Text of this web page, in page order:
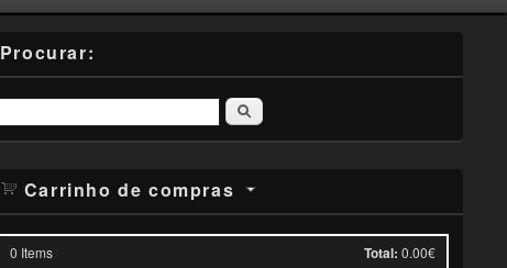
Procurar:
Pesquisar
Carrinho de compras
0 Items Total: 0.00€